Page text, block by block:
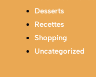
Desserts
Recettes
Shopping
Uncategorized